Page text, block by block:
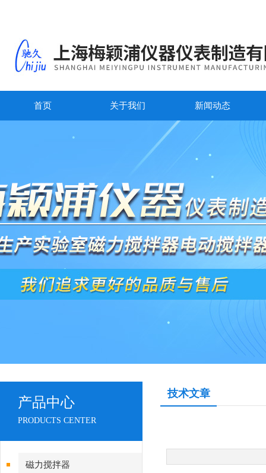
首页 关于我们 新闻动态
产品中心
PRODUCTS CENTER
磁力搅拌器
技术文章